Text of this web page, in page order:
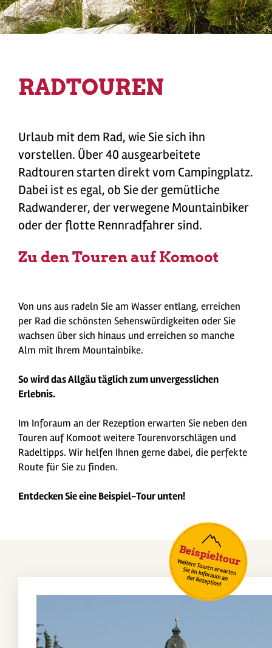
RADTOUREN
Urlaub mit dem Rad, wie Sie sich ihn
vorstellen. Über 40 ausgearbeitete
Radtouren starten direkt vom Campingplatz.
Dabei ist es egal, ob Sie der gemütliche
Radwanderer, der verwegene Mountainbiker
oder der flotte Rennradfahrer sind.
Zu den Touren auf Komoot
Von uns aus radeln Sie am Wasser entlang, erreichen
per Rad die schönsten Sehenswürdigkeiten oder Sie
wachsen über sich hinaus und erreichen so manche
Alm mit Ihrem Mountainbike.
So wird das Allgäu täglich zum unvergesslichen
Erlebnis.
Im Inforaum an der Rezeption erwarten Sie neben den
Touren auf Komoot weitere Tourenvorschlägen und
Radeltipps. Wir helfen Ihnen gerne dabei, die perfekte
Route für Sie zu finden.
Entdecken Sie eine Beispiel-Tour unten!